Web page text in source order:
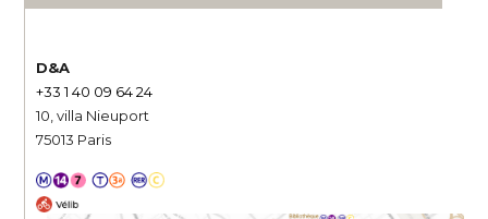
D&A
+33 1 40 09 64 24
10, villa Nieuport
75013 Paris